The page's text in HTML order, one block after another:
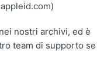
nostri archivi, ed è
team di supporto se